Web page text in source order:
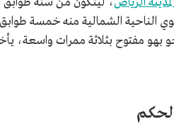
الناحية الشمالية منه خمسة
مفتوح بثلاثة ممرات واسعة، يأخذ